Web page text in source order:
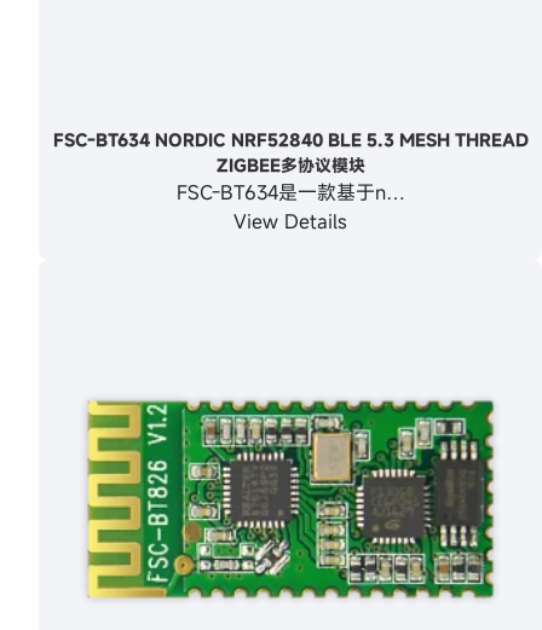
FSC-BT634 NORDIC NRF52840 BLE 5.3 MESH THREAD
ZIGBEE多协议模块
FSC-BT634是一款基于n…
View Details